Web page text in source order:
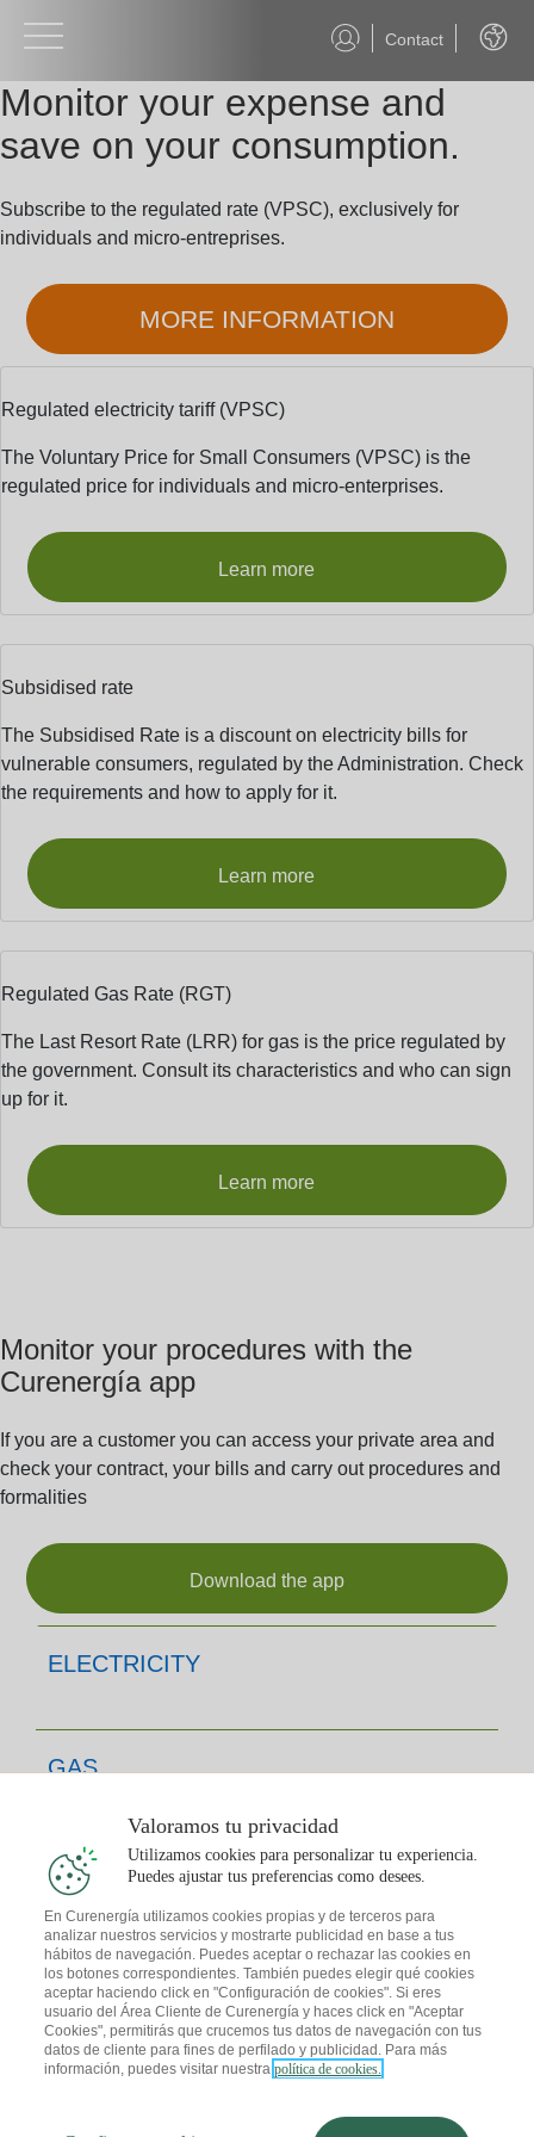
Contact
English
Monitor your expense and
save on your consumption.
Subscribe to the regulated rate (VPSC), exclusively for
individuals and micro-entreprises.
MORE INFORMATION
Regulated electricity tariff (VPSC)
The Voluntary Price for Small Consumers (VPSC) is the
regulated price for individuals and micro-enterprises.
Learn more
Subsidised rate
The Subsidised Rate is a discount on electricity bills for
vulnerable consumers, regulated by the Administration. Check
the requirements and how to apply for it.
Learn more
Regulated Gas Rate (RGT)
The Last Resort Rate (LRR) for gas is the price regulated by
the government. Consult its characteristics and who can sign
up for it.
Learn more
Monitor your procedures with the
Curenergía app
If you are a customer you can access your private area and
check your contract, your bills and carry out procedures and
formalities
Download the app
ELECTRICITY
GAS
FOR YOU
CONTACT
APP CURENERGIA
Valoramos tu privacidad
Utilizamos cookies para personalizar tu experiencia.
Puedes ajustar tus preferencias como desees.
En Curenergía utilizamos cookies propias y de terceros para
analizar nuestros servicios y mostrarte publicidad en base a tus
hábitos de navegación. Puedes aceptar o rechazar las cookies en
los botones correspondientes. También puedes elegir qué cookies
aceptar haciendo click en "Configuración de cookies". Si eres
usuario del Área Cliente de Curenergía y haces click en "Aceptar
Cookies", permitirás que crucemos tus datos de navegación con tus
datos de cliente para fines de perfilado y publicidad. Para más
información, puedes visitar nuestra política de cookies.